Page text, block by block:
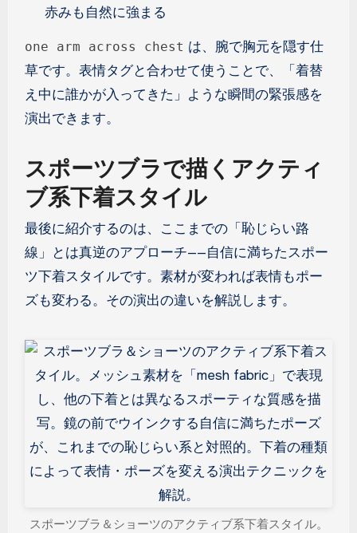
赤みも自然に強まる
one arm across chest は、腕で胸元を隠す仕
草です。表情タグと合わせて使うことで、「着替
え中に誰かが入ってきた」ような瞬間の緊張感を
演出できます。
スポーツブラで描くアクティ
ブ系下着スタイル
最後に紹介するのは、ここまでの「恥じらい路
線」とは真逆のアプローチ——自信に満ちたスポー
ツ下着スタイルです。素材が変われば表情もポー
ズも変わる。その演出の違いを解説します。
スポーツブラ＆ショーツのアクティブ系下着スタイル。